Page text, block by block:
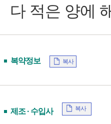
다 적은 양에
복약정보 복사
제조 · 수입사 복사